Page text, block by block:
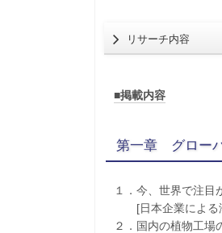
リサーチ内容
■掲載内容
第一章 グロー
１．今、世界で注目
[日本企業による
２．国内の植物工場